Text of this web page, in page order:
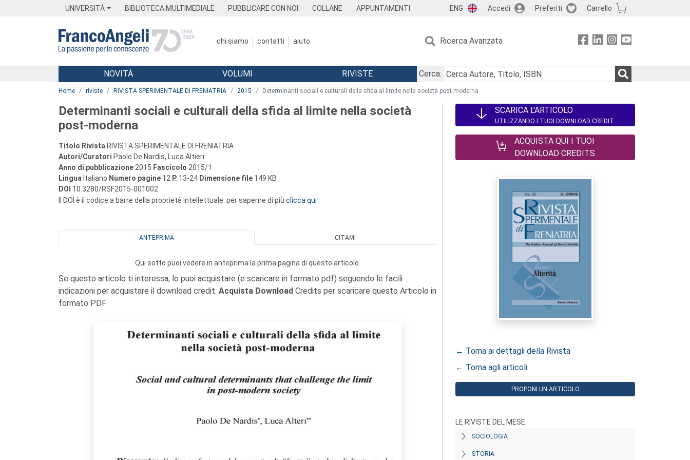
UNIVERSITÀ BIBLIOTECA MULTIMEDIALE PUBBLICARE CON NOI COLLANE APPUNTAMENTI ENG Accedi Preferiti Carrello
chi siamo contatti aiuto Ricerca Avanzata
Menu
NOVITÀ VOLUMI RIVISTE
Cerca:
Home riviste RIVISTA SPERIMENTALE DI FRENIATRIA 2015 Determinanti sociali e culturali della sfida al limite nella società post-moderna
Determinanti sociali e culturali della sfida al limite nella società
post-moderna
Titolo Rivista RIVISTA SPERIMENTALE DI FRENIATRIA
Autori/Curatori Paolo De Nardis, Luca Altieri
Anno di pubblicazione 2015 Fascicolo 2015/1
Lingua Italiano Numero pagine 12 P. 13-24 Dimensione file 149 KB
DOI 10.3280/RSF2015-001002
Il DOI è il codice a barre della proprietà intellettuale: per saperne di più clicca qui
ANTEPRIMA CITAMI
Qui sotto puoi vedere in anteprima la prima pagina di questo articolo.
Se questo articolo ti interessa, lo puoi acquistare (e scaricare in formato pdf) seguendo le facili
indicazioni per acquistare il download credit. Acquista Download Credits per scaricare questo Articolo in
formato PDF
SCARICA L'ARTICOLO
UTILIZZANDO I TUOI DOWNLOAD CREDIT
ACQUISTA QUI I TUOI
DOWNLOAD CREDITS
← Torna ai dettagli della Rivista
← Torna agli articoli
PROPONI UN ARTICOLO
LE RIVISTE DEL MESE
SOCIOLOGIA
STORIA